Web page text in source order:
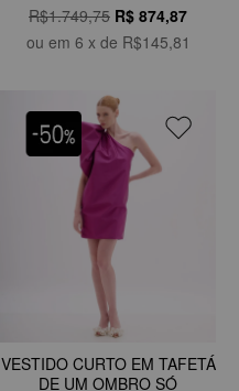
R$1.749,75 R$ 874,87
ou em 6 x de R$145,81
VESTIDO CURTO EM TAFETÁ
DE UM OMBRO SÓ